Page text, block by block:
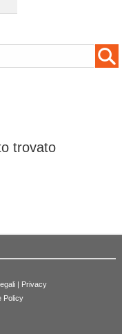
trovato
| Privacy
Policy